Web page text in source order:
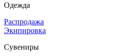
Одежда
Распродажа
Экипировка
Сувениры